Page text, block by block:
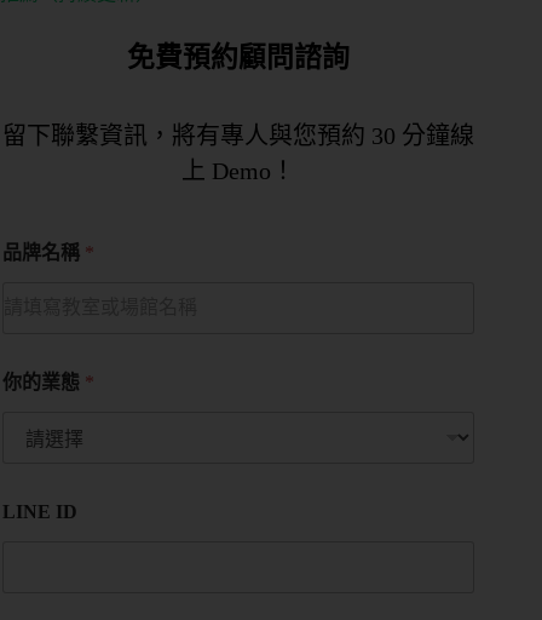
免費預約顧問諮詢
留下聯繫資訊，將有專人與您預約 30 分鐘線
上 Demo！
品牌名稱 *
你的業態 *
LINE ID